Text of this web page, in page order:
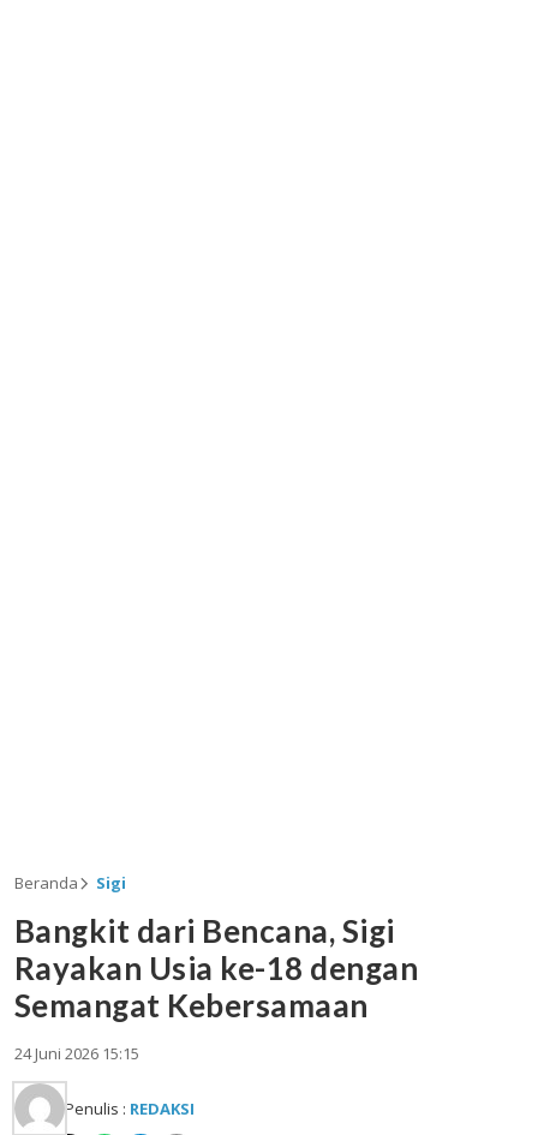
Beranda Sigi
Bangkit dari Bencana, Sigi
Rayakan Usia ke-18 dengan
Semangat Kebersamaan
24 Juni 2026 15:15
Penulis : REDAKSI